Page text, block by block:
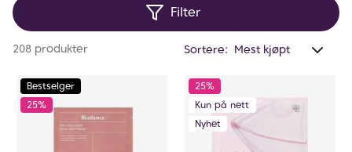
Filter
208 produkter Sortere:
Bestselger
25%
25%
Kun på nett
Nyhet